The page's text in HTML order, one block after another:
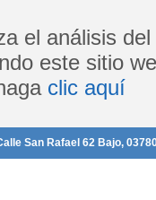
el análisis
este sitio
clic aquí
San Rafael 62 Bajo,